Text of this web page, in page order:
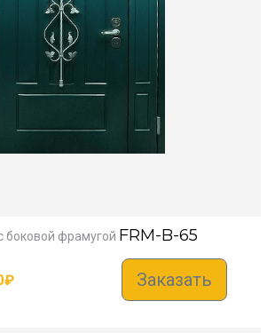
боковой фрамугой FRM-B-65
₽ Заказать